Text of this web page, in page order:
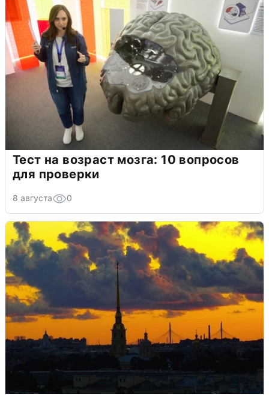
Тест на возраст мозга: 10 вопросов
для проверки
8 августа 0